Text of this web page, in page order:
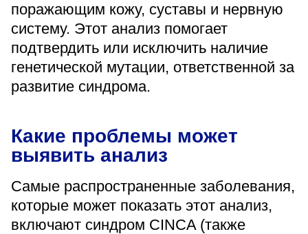
Понедельник — четверг
08:00–16:45
перерыв 12:00–12:30
Пятница
08:00–15:45
перерыв 12:00–12:30
Администратор
Версия для слабовидящих
поражающим кожу, суставы и нервную
систему. Этот анализ помогает
подтвердить или исключить наличие
генетической мутации, ответственной за
развитие синдрома.
Какие проблемы может
выявить анализ
Самые распространенные заболевания,
которые может показать этот анализ,
включают синдром CINCA (также